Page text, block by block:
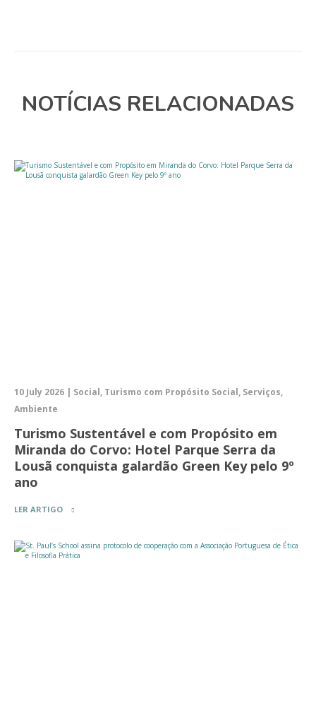
NOTÍCIAS RELACIONADAS
10 July 2026 | Social, Turismo com Propósito Social, Serviços,
Ambiente
Turismo Sustentável e com Propósito em
Miranda do Corvo: Hotel Parque Serra da
Lousã conquista galardão Green Key pelo 9º
ano
LER ARTIGO